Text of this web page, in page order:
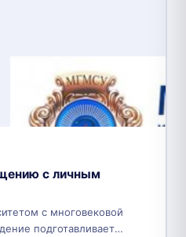
с личным
с многовековой
подготавливает